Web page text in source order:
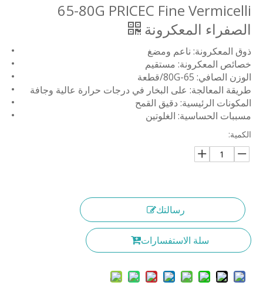
65-80G PRICEC Fine Vermicelli
الصفراء المعكرونة
ذوق المعكرونة: ناعم ومضغ
خصائص المعكرونة: مستقيم
الوزن الصافي: 65-80G/قطعة
طريقة المعالجة: على البخار في درجات حرارة عالية وجافة
المكونات الرئيسية: دقيق القمح
مسببات الحساسية: الغلوتين
الكمية:
رسالتك
سلة الاستفسارات